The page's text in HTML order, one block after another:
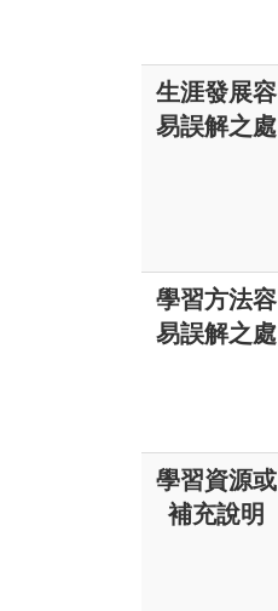
生涯發展容
易誤解之處
學習方法容
易誤解之處
學習資源或
補充說明